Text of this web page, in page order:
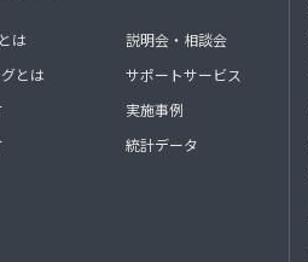
は
とは
説明会・相談会
サポートサービス
実施事例
統計データ